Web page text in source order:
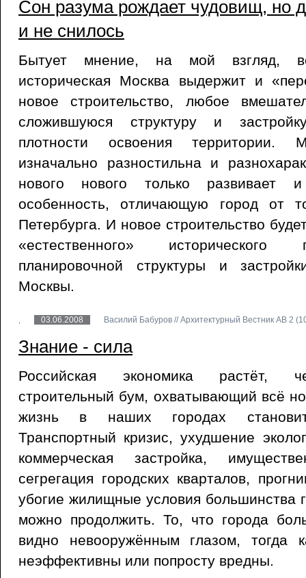
Сон разума рождает чудовищ, но
и не снилось
Бытует мнение, на мой взгляд,
историческая Москва выдержит и
новое строительство, любое
сложившуюся структуру и
плотности освоения территории.
изначально разностильна и
нового нового только развивает
особенность, отличающую город от
Петербурга. И новое строительство
«естественного» исторического
планировочной структуры и
Москвы.
03.06.2008 Василий Бабуров // Архитектурный Вестник АВ 2
Знание - сила
Российская экономика растёт,
строительный бум, охватывающий всё
жизнь в наших городах
Транспортный кризис, ухудшение
коммерческая застройка,
сегрегация городских кварталов,
убогие жилищные условия большинства
можно продолжить. То, что города
видно невооружённым глазом, тогда
неэффективны или попросту вредны.